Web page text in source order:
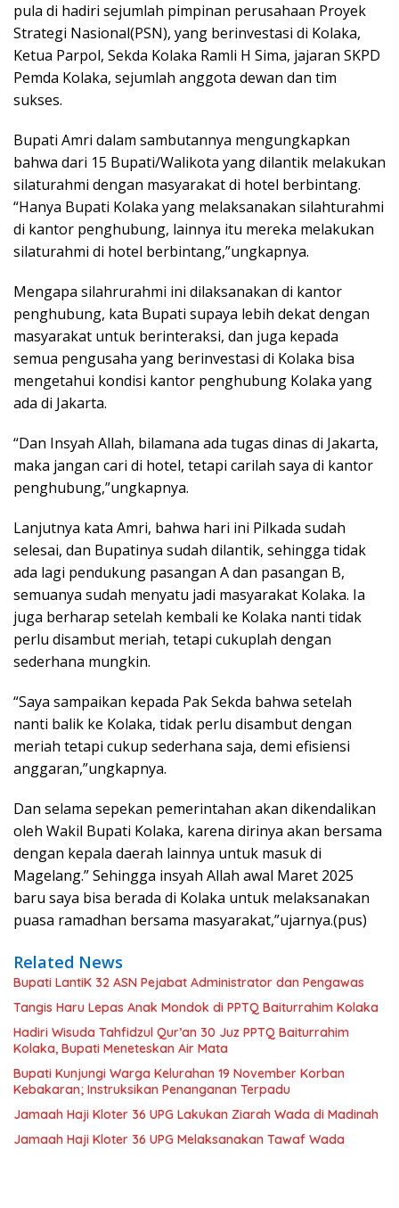
pula di hadiri sejumlah pimpinan perusahaan Proyek
Strategi Nasional(PSN), yang berinvestasi di Kolaka,
Ketua Parpol, Sekda Kolaka Ramli H Sima, jajaran SKPD
Pemda Kolaka, sejumlah anggota dewan dan tim
sukses.
Bupati Amri dalam sambutannya mengungkapkan
bahwa dari 15 Bupati/Walikota yang dilantik melakukan
silaturahmi dengan masyarakat di hotel berbintang.
“Hanya Bupati Kolaka yang melaksanakan silahturahmi
di kantor penghubung, lainnya itu mereka melakukan
silaturahmi di hotel berbintang,”ungkapnya.
Mengapa silahrurahmi ini dilaksanakan di kantor
penghubung, kata Bupati supaya lebih dekat dengan
masyarakat untuk berinteraksi, dan juga kepada
semua pengusaha yang berinvestasi di Kolaka bisa
mengetahui kondisi kantor penghubung Kolaka yang
ada di Jakarta.
“Dan Insyah Allah, bilamana ada tugas dinas di Jakarta,
maka jangan cari di hotel, tetapi carilah saya di kantor
penghubung,”ungkapnya.
Lanjutnya kata Amri, bahwa hari ini Pilkada sudah
selesai, dan Bupatinya sudah dilantik, sehingga tidak
ada lagi pendukung pasangan A dan pasangan B,
semuanya sudah menyatu jadi masyarakat Kolaka. Ia
juga berharap setelah kembali ke Kolaka nanti tidak
perlu disambut meriah, tetapi cukuplah dengan
sederhana mungkin.
“Saya sampaikan kepada Pak Sekda bahwa setelah
nanti balik ke Kolaka, tidak perlu disambut dengan
meriah tetapi cukup sederhana saja, demi efisiensi
anggaran,”ungkapnya.
Dan selama sepekan pemerintahan akan dikendalikan
oleh Wakil Bupati Kolaka, karena dirinya akan bersama
dengan kepala daerah lainnya untuk masuk di
Magelang.” Sehingga insyah Allah awal Maret 2025
baru saya bisa berada di Kolaka untuk melaksanakan
puasa ramadhan bersama masyarakat,”ujarnya.(pus)
Related News
Bupati LantiK 32 ASN Pejabat Administrator dan Pengawas
Tangis Haru Lepas Anak Mondok di PPTQ Baiturrahim Kolaka
Hadiri Wisuda Tahfidzul Qur’an 30 Juz PPTQ Baiturrahim
Kolaka, Bupati Meneteskan Air Mata
Bupati Kunjungi Warga Kelurahan 19 November Korban
Kebakaran; Instruksikan Penanganan Terpadu
Jamaah Haji Kloter 36 UPG Lakukan Ziarah Wada di Madinah
Jamaah Haji Kloter 36 UPG Melaksanakan Tawaf Wada